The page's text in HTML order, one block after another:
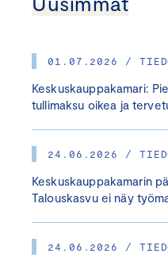
01.07.2026 /
Keskuskauppakamari:
tullimaksu oikea ja
24.06.2026 /
Keskuskauppakamarin
Talouskasvu ei näy
24.06.2026 /